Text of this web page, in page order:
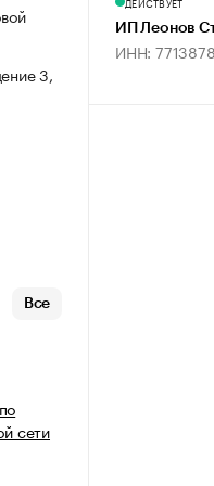
3,
Все
сети
ИП Леонов
ИНН: